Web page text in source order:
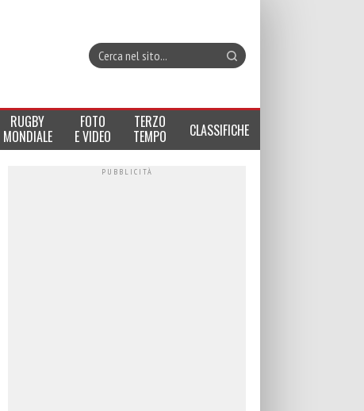
RUGBY
MONDIALE
FOTO
E VIDEO
TERZO
TEMPO CLASSIFICHE